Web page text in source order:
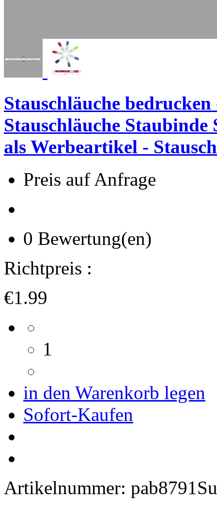
Stauschläuche
Stauschläuche
als Werbeartikel -
Preis auf Anfrage
0 Bewertung(en)
Richtpreis :
€1.99
1
in den Warenkorb legen
Sofort-Kaufen
Artikelnummer: